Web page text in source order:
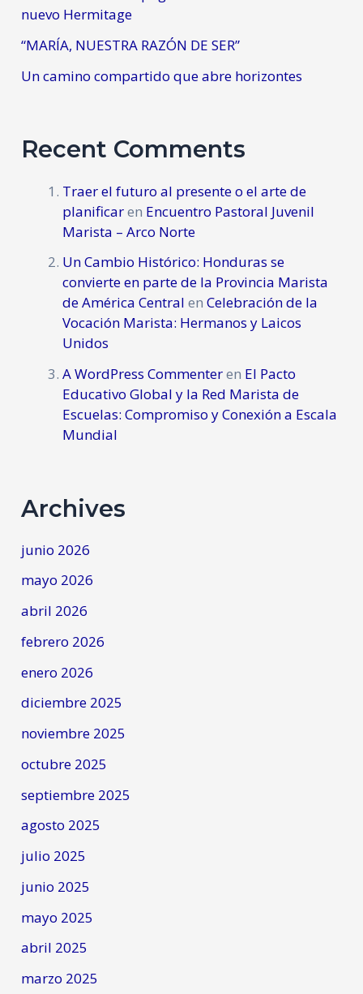
nuevo Hermitage
“MARÍA, NUESTRA RAZÓN DE SER”
Un camino compartido que abre horizontes
Recent Comments
Traer el futuro al presente o el arte de
planificaren Encuentro Pastoral Juvenil
Marista – Arco Norte
Un Cambio Histórico: Honduras se
convierte en parte de la Provincia Marista
de América Central enCelebración de la
Vocación Marista: Hermanos y Laicos
Unidos
A WordPress Commenteren El Pacto
Educativo Global y la Red Marista de
Escuelas: Compromiso y Conexión a Escala
Mundial
Archives
junio 2026
mayo 2026
abril 2026
febrero 2026
enero 2026
diciembre 2025
noviembre 2025
octubre 2025
septiembre 2025
agosto 2025
julio 2025
junio 2025
mayo 2025
abril 2025
marzo 2025